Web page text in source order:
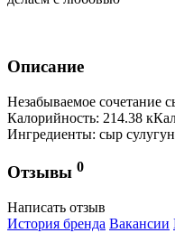
Описание
Незабываемое сочетание
Калорийность: 214.38
Ингредиенты: сыр
Отзывы 0
Написать отзыв
История бренда Вакансии